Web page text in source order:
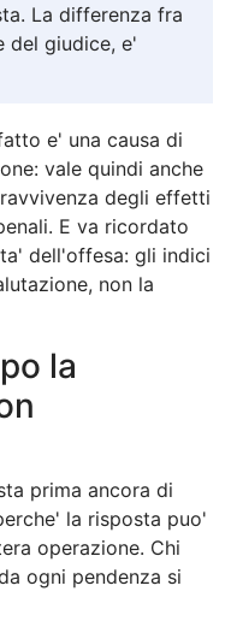
La differenza fra
del giudice, e'
e' una causa di
vale quindi anche
degli effetti
E va ricordato
dell'offesa: gli indici
non la
la
prima ancora di
la risposta puo'
operazione. Chi
ogni pendenza si